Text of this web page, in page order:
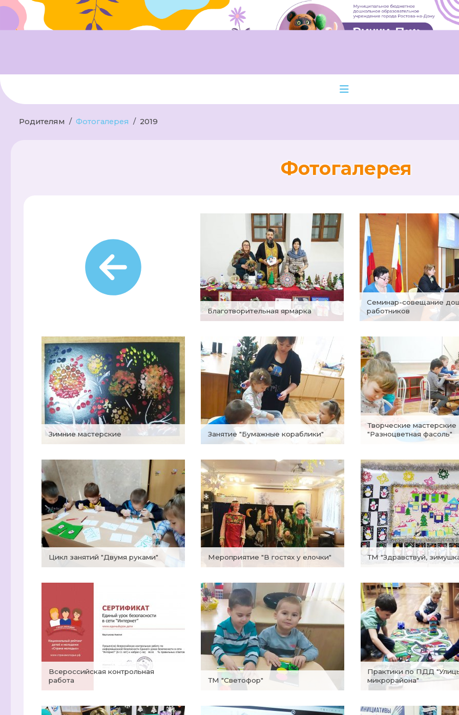
Родителям Фотогалерея 2019
Фотогалерея
Благотворительная ярмарка
Семинар-совещание дошкольных
работников
Зимние мастерские Занятие "Бумажные кораблики"
Творческие мастерские
"Разноцветная фасоль"
Цикл занятий "Двумя руками" Мероприятие "В гостях у елочки" ТМ "Здравствуй,
Всероссийская контрольная
работа
ТМ "Светофор"
Практики по ПДД "Улицы моего
микрорайона"